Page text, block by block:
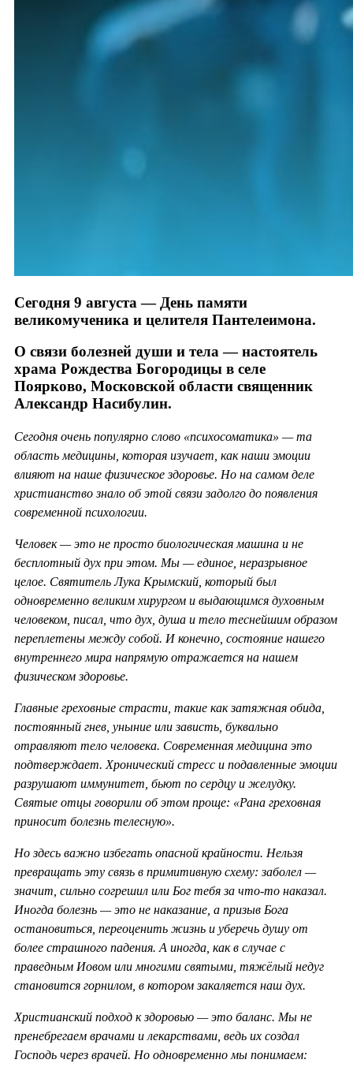
Сегодня 9 августа — День памяти
великомученика и целителя Пантелеимона.
О связи болезней души и тела — настоятель
храма Рождества Богородицы в селе
Поярково, Московской области священник
Александр Насибулин.
Сегодня очень популярно слово «психосоматика» — та
область медицины, которая изучает, как наши эмоции
влияют на наше физическое здоровье. Но на самом деле
христианство знало об этой связи задолго до появления
современной психологии.
Человек — это не просто биологическая машина и не
бесплотный дух при этом. Мы — единое, неразрывное
целое. Святитель Лука Крымский, который был
одновременно великим хирургом и выдающимся духовным
человеком, писал, что дух, душа и тело теснейшим образом
переплетены между собой. И конечно, состояние нашего
внутреннего мира напрямую отражается на нашем
физическом здоровье.
Главные греховные страсти, такие как затяжная обида,
постоянный гнев, уныние или зависть, буквально
отравляют тело человека. Современная медицина это
подтверждает. Хронический стресс и подавленные эмоции
разрушают иммунитет, бьют по сердцу и желудку.
Святые отцы говорили об этом проще: «Рана греховная
приносит болезнь телесную».
Но здесь важно избегать опасной крайности. Нельзя
превращать эту связь в примитивную схему: заболел —
значит, сильно согрешил или Бог тебя за что-то наказал.
Иногда болезнь — это не наказание, а призыв Бога
остановиться, переоценить жизнь и уберечь душу от
более страшного падения. А иногда, как в случае с
праведным Иовом или многими святыми, тяжёлый недуг
становится горнилом, в котором закаляется наш дух.
Христианский подход к здоровью — это баланс. Мы не
пренебрегаем врачами и лекарствами, ведь их создал
Господь через врачей. Но одновременно мы понимаем: